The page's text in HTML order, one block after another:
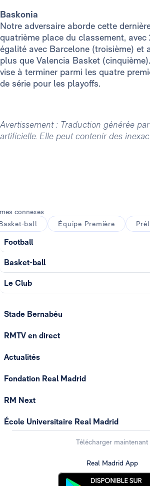
Baskonia
Notre adversaire aborde cette
quatrième place du classement, avec
égalité avec Barcelone (troisième) et
plus que Valencia Basket
vise à terminer parmi les quatre
de série pour les playoffs.
Avertissement : Traduction générée
artificielle. Elle peut contenir des
connexes
ball
Équipe Première
Football
Basket-ball
Le Club
Stade Bernabéu
RMTV en direct
Actualités
Fondation Real Madrid
RM Next
École Universitaire Real Madrid
Télécharger maintenant
Real Madrid App